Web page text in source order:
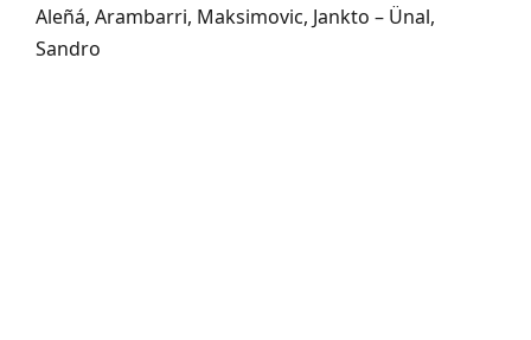
Aleñá, Arambarri, Maksimovic, Jankto – Ünal,
Sandro